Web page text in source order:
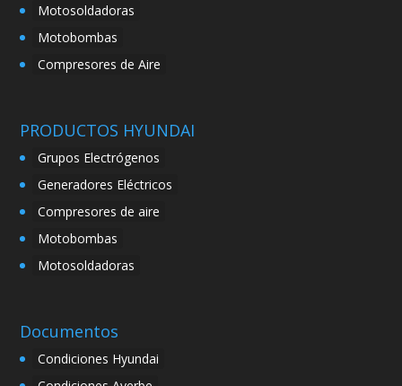
Motosoldadoras
Motobombas
Compresores de Aire
PRODUCTOS HYUNDAI
Grupos Electrógenos
Generadores Eléctricos
Compresores de aire
Motobombas
Motosoldadoras
Documentos
Condiciones Hyundai